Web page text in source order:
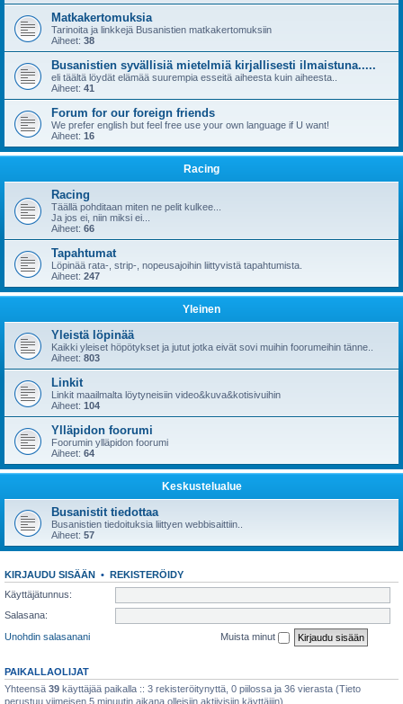
Matkakertomuksia
Tarinoita ja linkkejä Busanistien matkakertomuksiin
Aiheet: 38
Busanistien syvällisiä mietelmiä kirjallisesti ilmaistuna.....
eli täältä löydät elämää suurempia esseitä aiheesta kuin aiheesta..
Aiheet: 41
Forum for our foreign friends
We prefer english but feel free use your own language if U want!
Aiheet: 16
Racing
Racing
Täällä pohditaan miten ne pelit kulkee...
Ja jos ei, niin miksi ei...
Aiheet: 66
Tapahtumat
Löpinää rata-, strip-, nopeusajoihin liittyvistä tapahtumista.
Aiheet: 247
Yleinen
Yleistä löpinää
Kaikki yleiset höpötykset ja jutut jotka eivät sovi muihin foorumeihin tänne..
Aiheet: 803
Linkit
Linkit maailmalta löytyneisiin video&kuva&kotisivuihin
Aiheet: 104
Ylläpidon foorumi
Foorumin ylläpidon foorumi
Aiheet: 64
Keskustelualue
Busanistit tiedottaa
Busanistien tiedoituksia liittyen webbisaittiin..
Aiheet: 57
KIRJAUDU SISÄÄN • REKISTERÖIDY
Käyttäjätunnus:
Salasana:
Unohdin salasanani
Muista minut
PAIKALLAOLIJAT
Yhteensä 39 käyttäjää paikalla :: 3 rekisteröitynyttä, 0 piilossa ja 36 vierasta (Tieto
perustuu viimeisen 5 minuutin aikana olleisiin aktiivisiin käyttäjiin)